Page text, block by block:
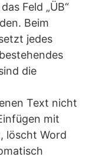
Feld „ÜB“
Beim
jedes
die
Text nicht
mit
löscht Word